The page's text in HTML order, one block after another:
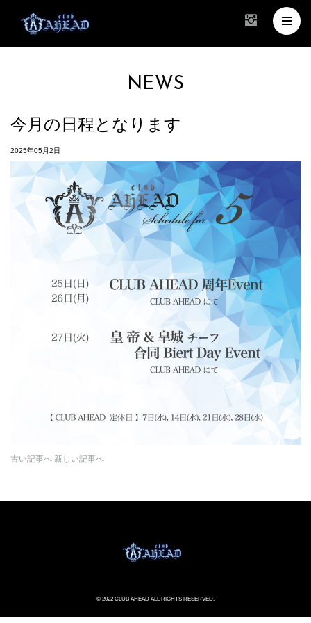
NEWS
今月の日程となります
2025年05月2日
古い記事へ 新しい記事へ
© 2022 CLUB AHEAD ALL RIGHTS RESERVED.